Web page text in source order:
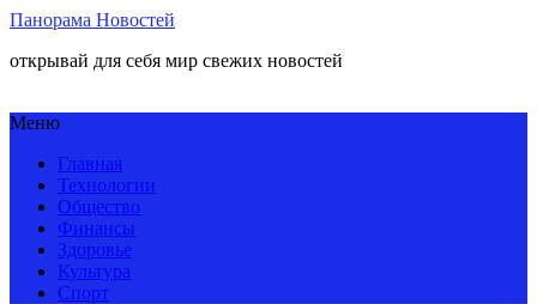
Панорама Новостей
открывай для себя мир свежих новостей
Меню
Главная
Технологии
Общество
Финансы
Здоровье
Культура
Спорт